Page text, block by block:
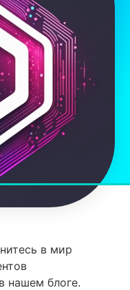
в мир
нашем блоге.